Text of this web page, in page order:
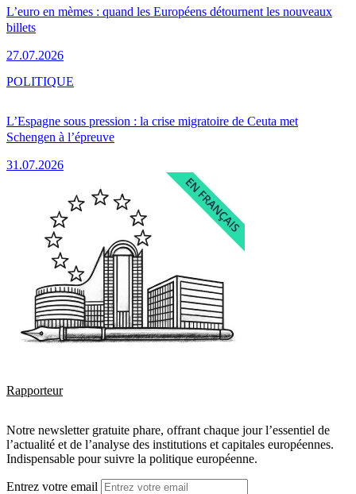
L’euro en mèmes : quand les Européens détournent les nouveaux
billets
27.07.2026
L’Espagne sous pression : la crise migratoire de Ceuta met
Schengen à l’épreuve
31.07.2026
POLITIQUE
Rapporteur
Notre newsletter gratuite phare, offrant chaque jour l’essentiel de
l’actualité et de l’analyse des institutions et capitales européennes.
Indispensable pour suivre la politique européenne.
Entrez votre email